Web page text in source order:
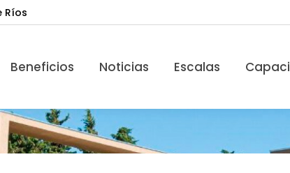
Ríos
Beneficios Noticias Escalas
Noticias Escalas